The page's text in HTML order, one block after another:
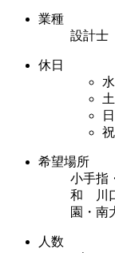
業種
設計士
休日
水
土
日
祝
希望場所
小手
和 川
園・南
人数